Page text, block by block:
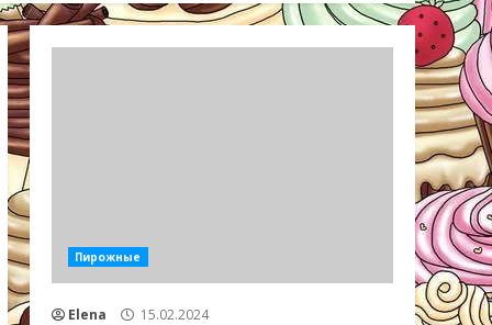
Пирожные
Elena 15.02.2024